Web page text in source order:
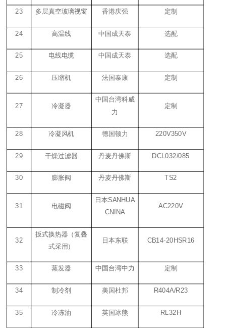
23 多层真空玻璃视窗 香港庆强 定制
24 高温线 中国成天泰 选配
25 电线电缆 中国成天泰 选配
26 压缩机 法国泰康 定制
27 冷凝器
中国台湾科威
力
定制
28 冷凝风机 德国顿力 220V350V
29 干燥过滤器 丹麦丹佛斯 DCL032/085
30 膨胀阀 丹麦丹佛斯 TS2
31 电磁阀
日本SANHUA
CNINA
AC220V
32
扳式换热器（复叠
式采用）
日本东联 CB14-20HSR16
33 蒸发器 中国台湾中力 定制
34 制冷剂 美国杜邦 R404A/R23
35 冷冻油 英国冰熊 RL32H